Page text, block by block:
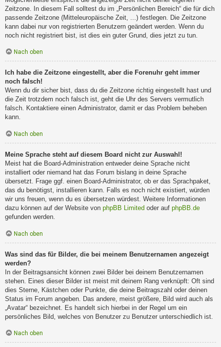
Zeitzone. In diesem Fall solltest du im „Persönlichen Bereich“ die für dich
passende Zeitzone (Mitteleuropäische Zeit, ...) festlegen. Die Zeitzone
kann dabei nur von registrierten Benutzern geändert werden. Wenn du
noch nicht registriert bist, ist dies ein guter Grund, dies jetzt zu tun.
Nach oben
Ich habe die Zeitzone eingestellt, aber die Forenuhr geht immer
noch falsch!
Wenn du dir sicher bist, dass du die Zeitzone richtig eingestellt hast und
die Zeit trotzdem noch falsch ist, geht die Uhr des Servers vermutlich
falsch. Kontaktiere einen Administrator, damit er das Problem beheben
kann.
Nach oben
Meine Sprache steht auf diesem Board nicht zur Auswahl!
Meist hat die Board-Administration entweder deine Sprache nicht
installiert oder niemand hat das Forum bislang in deine Sprache
übersetzt. Frage ggf. einen Board-Administrator, ob er das Sprachpaket,
das du benötigst, installieren kann. Falls es noch nicht existiert, würden
wir uns freuen, wenn du es übersetzen würdest. Weitere Informationen
dazu können auf der Website von phpBB Limited oder auf phpBB.de
gefunden werden.
Nach oben
Was sind das für Bilder, die bei meinem Benutzernamen angezeigt
werden?
In der Beitragsansicht können zwei Bilder bei deinem Benutzernamen
stehen. Eines dieser Bilder ist meist mit deinem Rang verknüpft: Oft sind
dies Sterne, Kästchen oder Punkte, die deine Beitragszahl oder deinen
Status im Forum angeben. Das andere, meist größere, Bild wird auch als
„Avatar“ bezeichnet. Es handelt sich hierbei in der Regel um ein
persönliches Bild, welches von Benutzer zu Benutzer unterschiedlich ist.
Nach oben